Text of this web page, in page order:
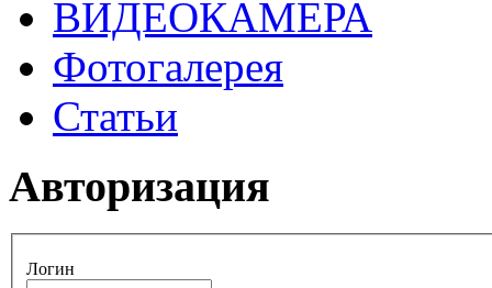
ВИДЕОКАМЕРА
Фотогалерея
Статьи
Авторизация
Логин